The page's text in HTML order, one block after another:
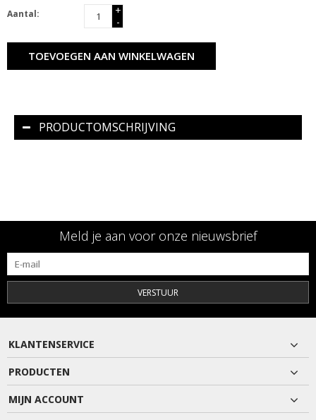
Aantal:
+
-
TOEVOEGEN AAN WINKELWAGEN
PRODUCTOMSCHRIJVING
Meld je aan voor onze nieuwsbrief
VERSTUUR
KLANTENSERVICE
PRODUCTEN
MIJN ACCOUNT